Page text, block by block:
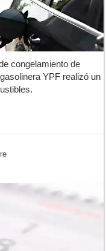
congelamiento de
YPF realizó un